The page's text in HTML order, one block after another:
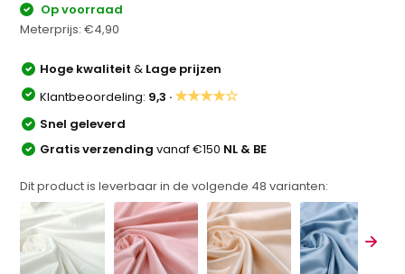
Op voorraad
Meterprijs:€4,90
Hoge kwaliteit& Lage prijzen
Klantbeoordeling: 9,3 ·★★★★☆
Snel geleverd
Gratis verzendingvanaf €150 NL & BE
Dit product is leverbaar in de volgende 48 varianten: